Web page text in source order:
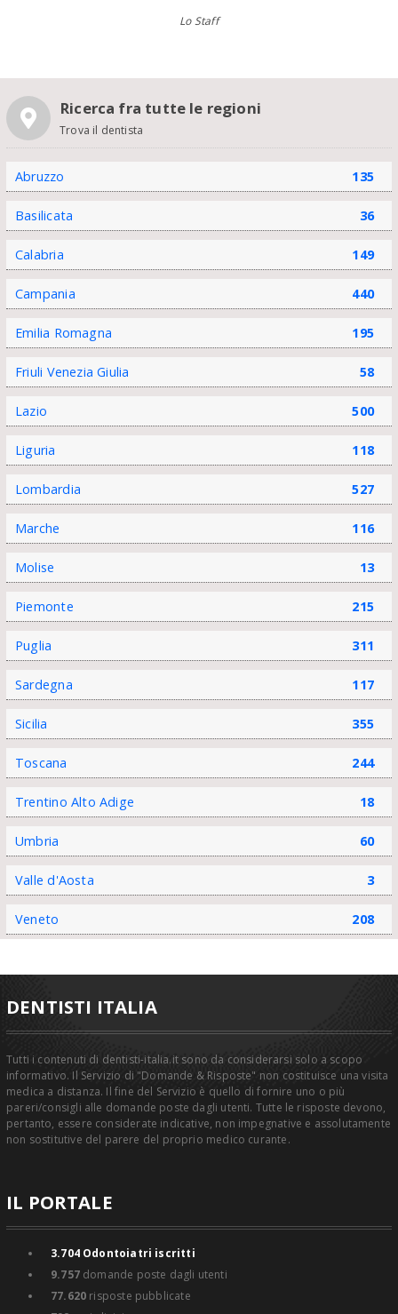
Lo Staff
Ricerca fra tutte le regioni
Trova il dentista
Abruzzo 135
Basilicata 36
Calabria 149
Campania 440
Emilia Romagna 195
Friuli Venezia Giulia 58
Lazio 500
Liguria 118
Lombardia 527
Marche 116
Molise 13
Piemonte 215
Puglia 311
Sardegna 117
Sicilia 355
Toscana 244
Trentino Alto Adige 18
Umbria 60
Valle d'Aosta 3
Veneto 208
DENTISTI ITALIA
Tutti i contenuti di dentisti-italia.it sono da considerarsi solo a scopo
informativo. Il Servizio di "Domande & Risposte" non costituisce una visita
medica a distanza. Il fine del Servizio è quello di fornire uno o più
pareri/consigli alle domande poste dagli utenti. Tutte le risposte devono,
pertanto, essere considerate indicative, non impegnative e assolutamente
non sostitutive del parere del proprio medico curante.
IL PORTALE
3.704Odontoiatri iscritti
9.757domande poste dagli utenti
77.620 risposte pubblicate